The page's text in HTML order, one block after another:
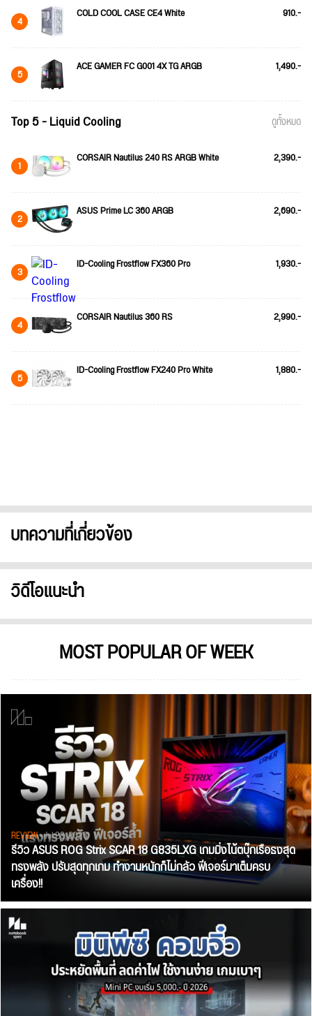
4 COLD COOL CASE CE4 White 910.-
5 ACE GAMER FC G001 4X TG ARGB 1,490.-
Top 5 - Liquid Cooling ดูทั้งหมด
1 CORSAIR Nautilus 240 RS ARGB White 2,390.-
2 ASUS Prime LC 360 ARGB 2,690.-
3 ID-Cooling Frostflow FX360 Pro 1,930.-
4 CORSAIR Nautilus 360 RS 2,990.-
5 ID-Cooling Frostflow FX240 Pro White 1,880.-
บทความที่เกี่ยวข้อง
วิดีโอแนะนำ
MOST POPULAR OF WEEK
REVIEW• Jul 28, 2026
รีวิว ASUS ROG Strix SCAR 18 G835LXG เกมมิ่งโน้ตบุ๊กเรือธงสุด
ทรงพลัง ปรับสุดทุกเกม ทำงานหนักก็ไม่กลัว ฟีเจอร์มาเต็มครบ
เครื่อง!!